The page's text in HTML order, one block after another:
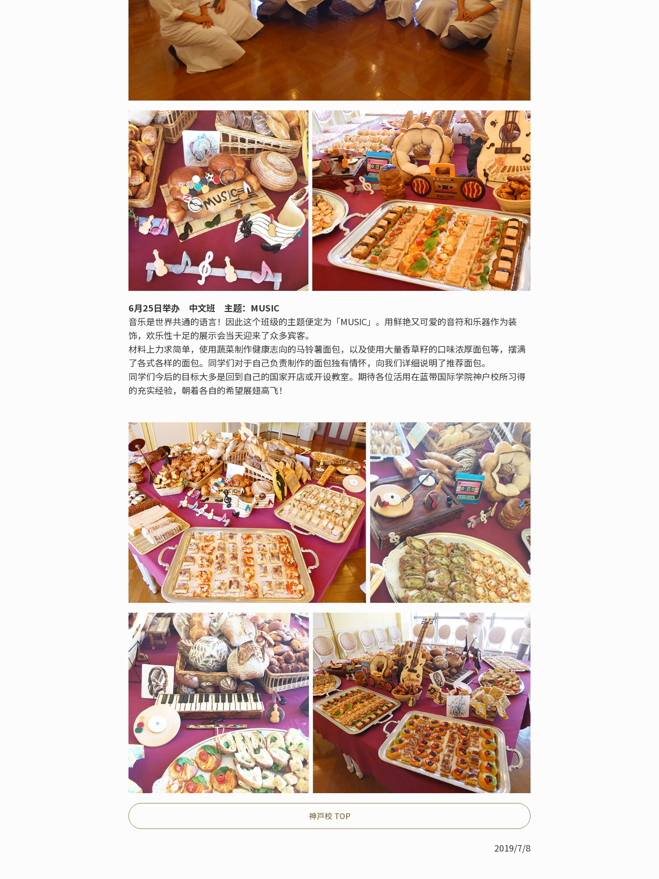
6月25日举办 中文班 主题：MUSIC
音乐是世界共通的语言！因此这个班级的主题便定为「MUSIC」。用鲜艳又可爱的音符和乐器作为装
饰，欢乐性十足的展示会当天迎来了众多宾客。
材料上力求简单，使用蔬菜制作健康志向的马铃薯面包，以及使用大量香草籽的口味浓厚面包等，摆满
了各式各样的面包。同学们对于自己负责制作的面包独有情怀，向我们详细说明了推荐面包。
同学们今后的目标大多是回到自己的国家开店或开设教室。期待各位活用在蓝带国际学院神户校所习得
的充实经验，朝着各自的希望展翅高飞！
神戸校 TOP
2019/7/8